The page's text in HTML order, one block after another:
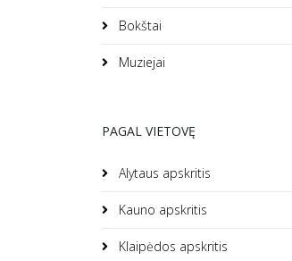
Bokštai
Muziejai
PAGAL VIETOVĘ
Alytaus apskritis
Kauno apskritis
Klaipėdos apskritis